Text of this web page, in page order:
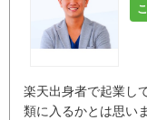
楽天出身者で起業し
類に入るかとは思い